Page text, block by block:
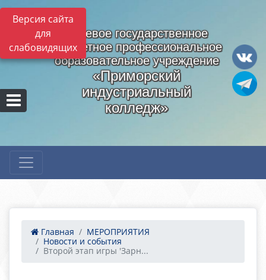
Версия сайта
для
слабовидящих
Краевое государственное
бюджетное профессиональное
образовательное учреждение
«Приморский
индустриальный
колледж»
Главная
МЕРОПРИЯТИЯ
Новости и события
Второй этап игры 'Зарн...